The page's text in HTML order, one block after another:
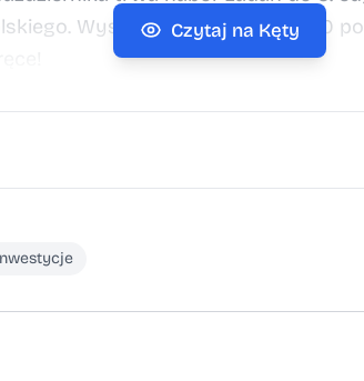
Wystarczy pomysł oraz 30
Czytaj na Kęty